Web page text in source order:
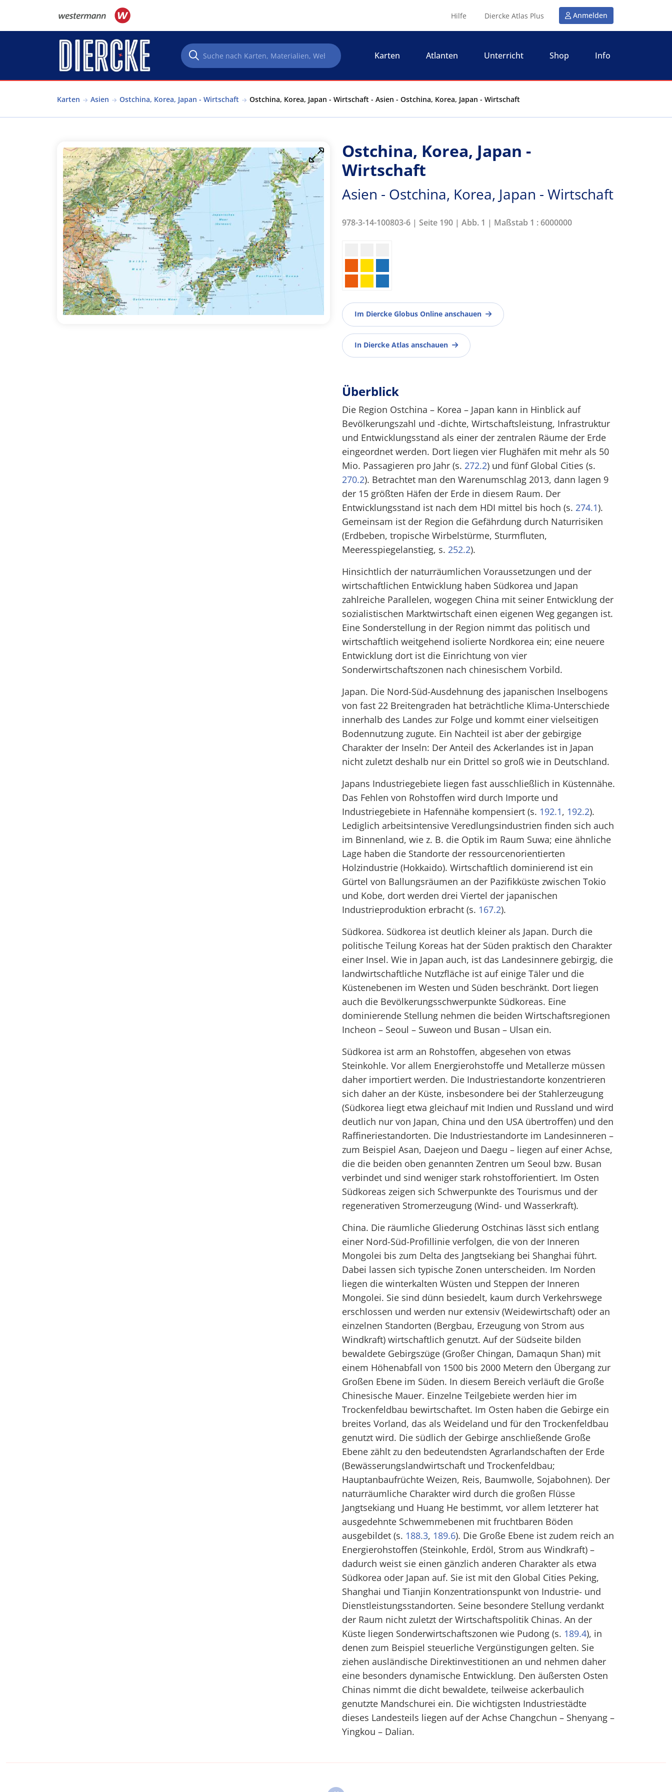
Hilfe Diercke Atlas Plus Anmelden
Karten Atlanten Unterricht Shop Info
Karten Asien Ostchina, Korea, Japan - Wirtschaft Ostchina, Korea, Japan - Wirtschaft - Asien - Ostchina, Korea, Japan - Wirtschaft
Ostchina, Korea, Japan -
Wirtschaft
Asien - Ostchina, Korea, Japan - Wirtschaft
978-3-14-100803-6 | Seite 190 | Abb. 1 | Maßstab 1 : 6000000
Im Diercke Globus Online anschauen
In Diercke Atlas anschauen
Überblick
Die Region Ostchina – Korea – Japan kann in Hinblick auf
Bevölkerungszahl und -dichte, Wirtschaftsleistung, Infrastruktur
und Entwicklungsstand als einer der zentralen Räume der Erde
eingeordnet werden. Dort liegen vier Flughäfen mit mehr als 50
Mio. Passagieren pro Jahr (s. 272.2) und fünf Global Cities (s.
270.2). Betrachtet man den Warenumschlag 2013, dann lagen 9
der 15 größten Häfen der Erde in diesem Raum. Der
Entwicklungsstand ist nach dem HDI mittel bis hoch (s. 274.1).
Gemeinsam ist der Region die Gefährdung durch Naturrisiken
(Erdbeben, tropische Wirbelstürme, Sturmfluten,
Meeresspiegelanstieg, s. 252.2).
Hinsichtlich der naturräumlichen Voraussetzungen und der
wirtschaftlichen Entwicklung haben Südkorea und Japan
zahlreiche Parallelen, wogegen China mit seiner Entwicklung der
sozialistischen Marktwirtschaft einen eigenen Weg gegangen ist.
Eine Sonderstellung in der Region nimmt das politisch und
wirtschaftlich weitgehend isolierte Nordkorea ein; eine neuere
Entwicklung dort ist die Einrichtung von vier
Sonderwirtschaftszonen nach chinesischem Vorbild.
Japan. Die Nord-Süd-Ausdehnung des japanischen Inselbogens
von fast 22 Breitengraden hat beträchtliche Klima-Unterschiede
innerhalb des Landes zur Folge und kommt einer vielseitigen
Bodennutzung zugute. Ein Nachteil ist aber der gebirgige
Charakter der Inseln: Der Anteil des Ackerlandes ist in Japan
nicht zuletzt deshalb nur ein Drittel so groß wie in Deutschland.
Japans Industriegebiete liegen fast ausschließlich in Küstennähe.
Das Fehlen von Rohstoffen wird durch Importe und
Industriegebiete in Hafennähe kompensiert (s. 192.1, 192.2).
Lediglich arbeitsintensive Veredlungsindustrien finden sich auch
im Binnenland, wie z. B. die Optik im Raum Suwa; eine ähnliche
Lage haben die Standorte der ressourcenorientierten
Holzindustrie (Hokkaido). Wirtschaftlich dominierend ist ein
Gürtel von Ballungsräumen an der Pazifikküste zwischen Tokio
und Kobe, dort werden drei Viertel der japanischen
Industrieproduktion erbracht (s. 167.2).
Südkorea. Südkorea ist deutlich kleiner als Japan. Durch die
politische Teilung Koreas hat der Süden praktisch den Charakter
einer Insel. Wie in Japan auch, ist das Landesinnere gebirgig, die
landwirtschaftliche Nutzfläche ist auf einige Täler und die
Küstenebenen im Westen und Süden beschränkt. Dort liegen
auch die Bevölkerungsschwerpunkte Südkoreas. Eine
dominierende Stellung nehmen die beiden Wirtschaftsregionen
Incheon – Seoul – Suweon und Busan – Ulsan ein.
Südkorea ist arm an Rohstoffen, abgesehen von etwas
Steinkohle. Vor allem Energierohstoffe und Metallerze müssen
daher importiert werden. Die Industriestandorte konzentrieren
sich daher an der Küste, insbesondere bei der Stahlerzeugung
(Südkorea liegt etwa gleichauf mit Indien und Russland und wird
deutlich nur von Japan, China und den USA übertroffen) und den
Raffineriestandorten. Die Industriestandorte im Landesinneren –
zum Beispiel Asan, Daejeon und Daegu – liegen auf einer Achse,
die die beiden oben genannten Zentren um Seoul bzw. Busan
verbindet und sind weniger stark rohstofforientiert. Im Osten
Südkoreas zeigen sich Schwerpunkte des Tourismus und der
regenerativen Stromerzeugung (Wind- und Wasserkraft).
China. Die räumliche Gliederung Ostchinas lässt sich entlang
einer Nord-Süd-Profillinie verfolgen, die von der Inneren
Mongolei bis zum Delta des Jangtsekiang bei Shanghai führt.
Dabei lassen sich typische Zonen unterscheiden. Im Norden
liegen die winterkalten Wüsten und Steppen der Inneren
Mongolei. Sie sind dünn besiedelt, kaum durch Verkehrswege
erschlossen und werden nur extensiv (Weidewirtschaft) oder an
einzelnen Standorten (Bergbau, Erzeugung von Strom aus
Windkraft) wirtschaftlich genutzt. Auf der Südseite bilden
bewaldete Gebirgszüge (Großer Chingan, Damaqun Shan) mit
einem Höhenabfall von 1500 bis 2000 Metern den Übergang zur
Großen Ebene im Süden. In diesem Bereich verläuft die Große
Chinesische Mauer. Einzelne Teilgebiete werden hier im
Trockenfeldbau bewirtschaftet. Im Osten haben die Gebirge ein
breites Vorland, das als Weideland und für den Trockenfeldbau
genutzt wird. Die südlich der Gebirge anschließende Große
Ebene zählt zu den bedeutendsten Agrarlandschaften der Erde
(Bewässerungslandwirtschaft und Trockenfeldbau;
Hauptanbaufrüchte Weizen, Reis, Baumwolle, Sojabohnen). Der
naturräumliche Charakter wird durch die großen Flüsse
Jangtsekiang und Huang He bestimmt, vor allem letzterer hat
ausgedehnte Schwemmebenen mit fruchtbaren Böden
ausgebildet (s. 188.3, 189.6). Die Große Ebene ist zudem reich an
Energierohstoffen (Steinkohle, Erdöl, Strom aus Windkraft) –
dadurch weist sie einen gänzlich anderen Charakter als etwa
Südkorea oder Japan auf. Sie ist mit den Global Cities Peking,
Shanghai und Tianjin Konzentrationspunkt von Industrie- und
Dienstleistungsstandorten. Seine besondere Stellung verdankt
der Raum nicht zuletzt der Wirtschaftspolitik Chinas. An der
Küste liegen Sonderwirtschaftszonen wie Pudong (s. 189.4), in
denen zum Beispiel steuerliche Vergünstigungen gelten. Sie
ziehen ausländische Direktinvestitionen an und nehmen daher
eine besonders dynamische Entwicklung. Den äußersten Osten
Chinas nimmt die dicht bewaldete, teilweise ackerbaulich
genutzte Mandschurei ein. Die wichtigsten Industriestädte
dieses Landesteils liegen auf der Achse Changchun – Shenyang –
Yingkou – Dalian.